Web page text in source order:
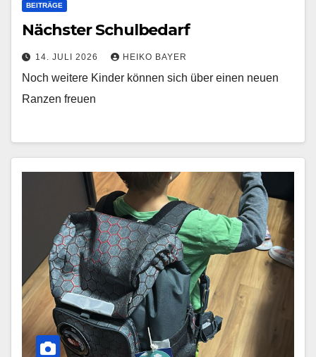
BEITRÄGE
Nächster Schulbedarf
14. JULI 2026 HEIKO BAYER
Noch weitere Kinder können sich über einen neuen
Ranzen freuen